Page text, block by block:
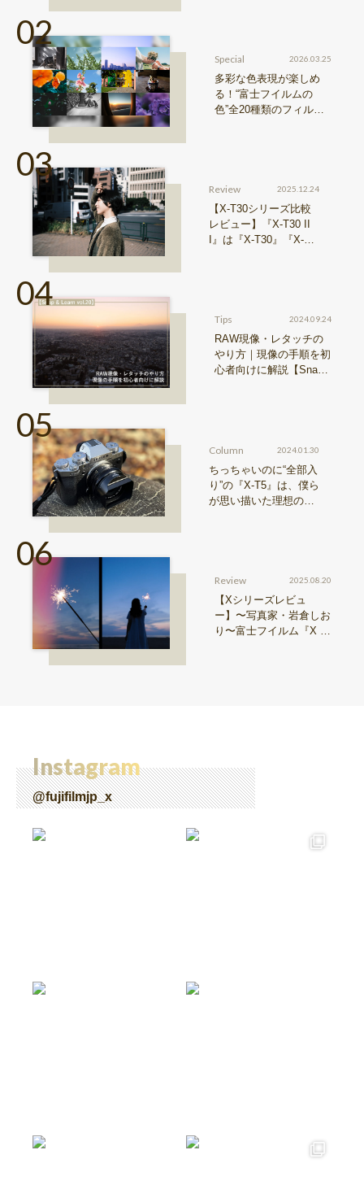
Special 2026.03.25
多彩な色表現が楽しめ
る！“富士フイルムの
色”全20種類のフィルム
Review 2025.12.24
【X-T30シリーズ比較
レビュー】『X-T30 II
I』は『X-T30』『X-T3
Tips 2024.09.24
RAW現像・レタッチの
やり方｜現像の手順を初
心者向けに解説【Snap
Column 2024.01.30
ちっちゃいのに“全部入
り”の『X-T5』は、僕ら
が思い描いた理想の写
Review 2025.08.20
【Xシリーズレビュ
ー】〜写真家・岩倉しお
り〜富士フイルム『X ha
Instagram
@fujifilmjp_x